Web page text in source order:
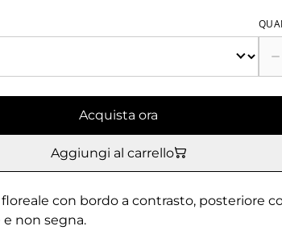
Acquista ora
Aggiungi al carrello
floreale con bordo a contrasto, posteriore
non segna.